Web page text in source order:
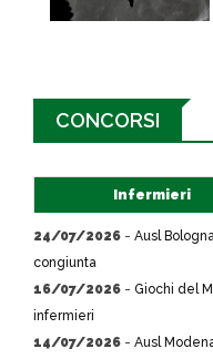
CONCORSI
Infermieri
24/07/2026 - Ausl
congiunta
16/07/2026 - Giochi del
infermieri
14/07/2026 - Ausl